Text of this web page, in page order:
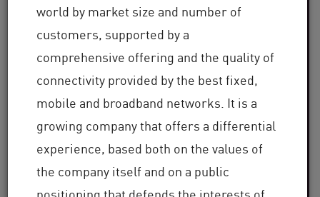
world by market size and number of
customers, supported by a
comprehensive offering and the quality of
connectivity provided by the best fixed,
mobile and broadband networks. It is a
growing company that offers a differential
experience, based both on the values of
the company itself and on a public
60+
Betreute Branchen
100.000+
Kunden weltweit
30+